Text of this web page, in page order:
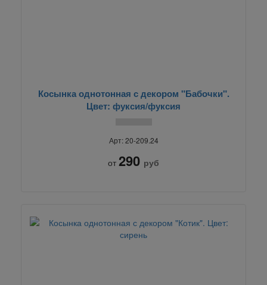
Косынка однотонная с декором "Бабочки".
Цвет: фуксия/фуксия
Арт: 20-209.24
от 290 руб